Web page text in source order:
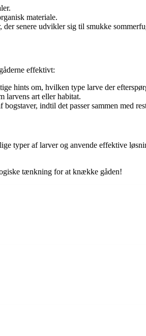
materiale.
senere udvikler sig til smukke
effektivt:
hints om, hvilken type larve der
larvens art eller habitat.
indtil det passer sammen med
typer af larver og anvende effektive
tænkning for at knække gåden!